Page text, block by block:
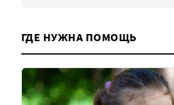
ГДЕ НУЖНА ПОМОЩЬ